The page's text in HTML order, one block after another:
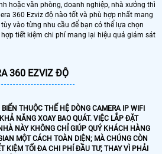
hoặc văn phòng, doanh nghiệp, nhà xưởng thì
360 Ezviz độ nào tốt và phù hợp nhất mang
vào từng nhu cầu để bạn có thể lựa chọn
tiết kiệm chi phí mang lại hiệu quả giám sát
360 EZVIZ ĐỘ
THUỘC THẾ HỆ DÒNG CAMERA IP WIFI
NĂNG XOAY BAO QUÁT. VIỆC LẮP ĐẶT
NÀY KHÔNG CHỈ GIÚP QUÝ KHÁCH HÀNG
MỘT CÁCH TOÀN DIỆN; MÀ CHÚNG CÒN
KIỆM TỐI ĐA CHI PHÍ ĐẦU TƯ; THAY VÌ PHẢI